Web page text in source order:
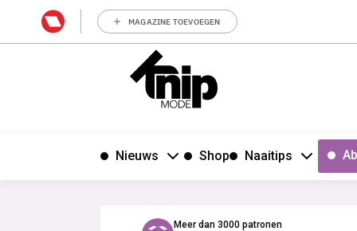
MAGAZINE TOEVOEGEN
Nieuws Shop Naaitips
Meer dan 3000 patronen